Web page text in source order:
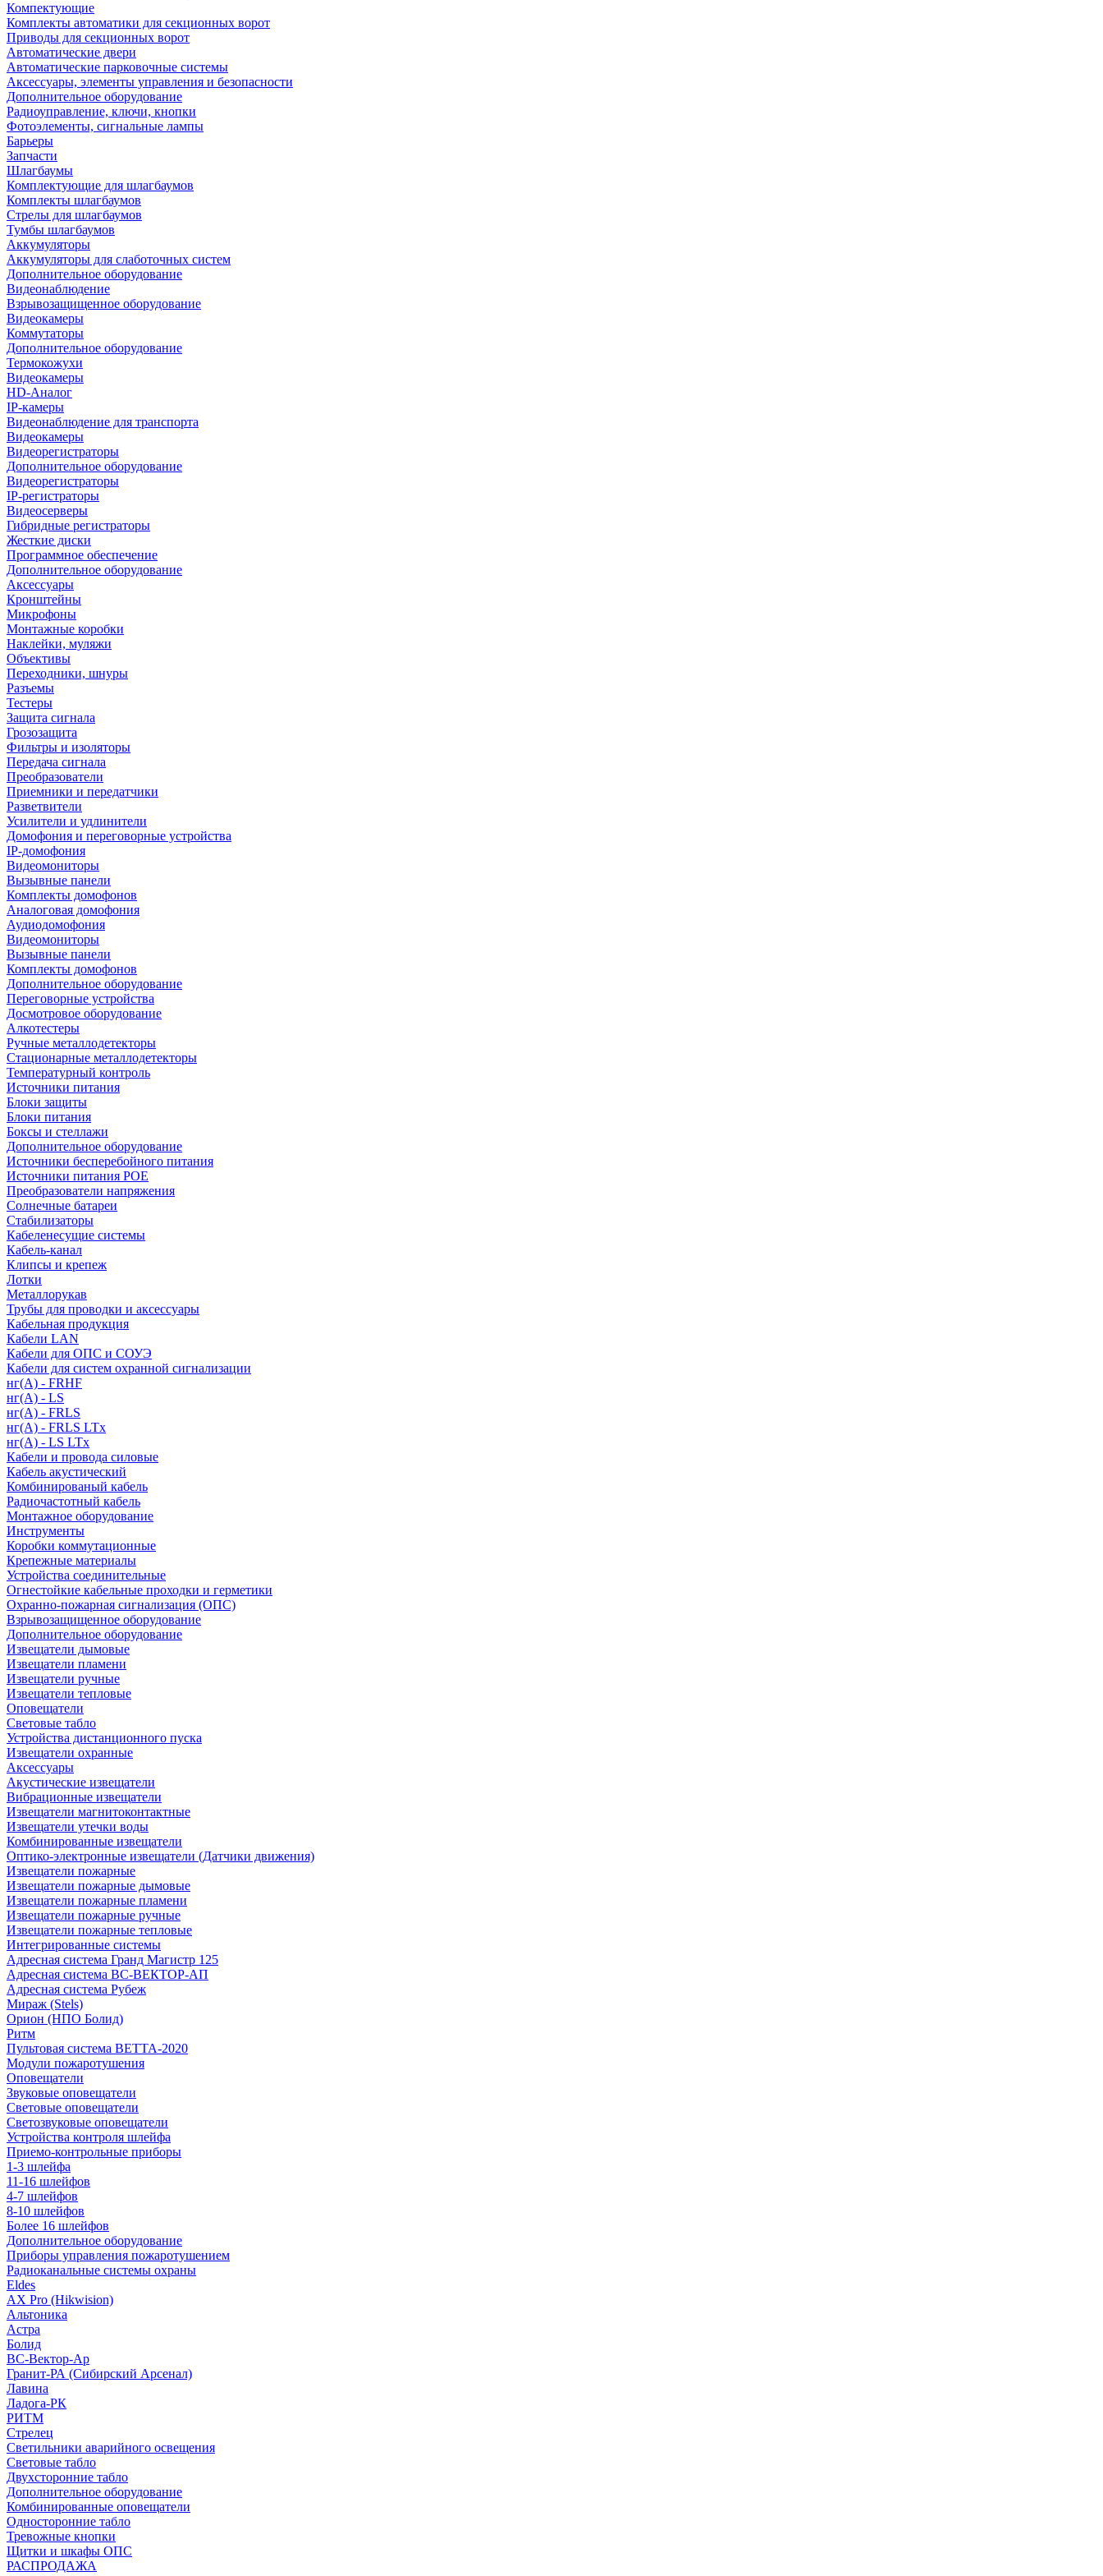
Компектующие
Комплекты автоматики для секционных ворот
Приводы для секционных ворот
Автоматические двери
Автоматические парковочные системы
Аксессуары, элементы управления и безопасности
Дополнительное оборудование
Радиоуправление, ключи, кнопки
Фотоэлементы, сигнальные лампы
Барьеры
Запчасти
Шлагбаумы
Комплектующие для шлагбаумов
Комплекты шлагбаумов
Стрелы для шлагбаумов
Тумбы шлагбаумов
Аккумуляторы
Аккумуляторы для слаботочных систем
Дополнительное оборудование
Видеонаблюдение
Взрывозащищенное оборудование
Видеокамеры
Коммутаторы
Дополнительное оборудование
Термокожухи
Видеокамеры
HD-Аналог
IP-камеры
Видеонаблюдение для транспорта
Видеокамеры
Видеорегистраторы
Дополнительное оборудование
Видеорегистраторы
IP-регистраторы
Видеосерверы
Гибридные регистраторы
Жесткие диски
Программное обеспечение
Дополнительное оборудование
Аксессуары
Кронштейны
Микрофоны
Монтажные коробки
Наклейки, муляжи
Объективы
Переходники, шнуры
Разъемы
Тестеры
Защита сигнала
Грозозащита
Фильтры и изоляторы
Передача сигнала
Преобразователи
Приемники и передатчики
Разветвители
Усилители и удлинители
Домофония и переговорные устройства
IP-домофония
Видеомониторы
Вызывные панели
Комплекты домофонов
Аналоговая домофония
Аудиодомофония
Видеомониторы
Вызывные панели
Комплекты домофонов
Дополнительное оборудование
Переговорные устройства
Досмотровое оборудование
Алкотестеры
Ручные металлодетекторы
Стационарные металлодетекторы
Температурный контроль
Источники питания
Блоки защиты
Блоки питания
Боксы и стеллажи
Дополнительное оборудование
Источники бесперебойного питания
Источники питания POE
Преобразователи напряжения
Солнечные батареи
Стабилизаторы
Кабеленесущие системы
Кабель-канал
Клипсы и крепеж
Лотки
Металлорукав
Трубы для проводки и аксессуары
Кабельная продукция
Кабели LAN
Кабели для ОПС и СОУЭ
Кабели для систем охранной сигнализации
нг(A) - FRHF
нг(A) - LS
нг(А) - FRLS
нг(А) - FRLS LTx
нг(А) - LS LTx
Кабели и провода силовые
Кабель акустический
Комбинированый кабель
Радиочастотный кабель
Монтажное оборудование
Инструменты
Коробки коммутационные
Крепежные материалы
Устройства соединительные
Огнестойкие кабельные проходки и герметики
Охранно-пожарная сигнализация (ОПС)
Взрывозащищенное оборудование
Дополнительное оборудование
Извещатели дымовые
Извещатели пламени
Извещатели ручные
Извещатели тепловые
Оповещатели
Световые табло
Устройства дистанционного пуска
Извещатели охранные
Аксессуары
Акустические извещатели
Вибрационные извещатели
Извещатели магнитоконтактные
Извещатели утечки воды
Комбинированные извещатели
Оптико-электронные извещатели (Датчики движения)
Извещатели пожарные
Извещатели пожарные дымовые
Извещатели пожарные пламени
Извещатели пожарные ручные
Извещатели пожарные тепловые
Интегрированные системы
Адресная система Гранд Магистр 125
Адресная система ВС-ВЕКТОР-АП
Адресная система Рубеж
Мираж (Stels)
Орион (НПО Болид)
Ритм
Пультовая система ВЕТТА-2020
Модули пожаротушения
Оповещатели
Звуковые оповещатели
Световые оповещатели
Светозвуковые оповещатели
Устройства контроля шлейфа
Приемо-контрольные приборы
1-3 шлейфа
11-16 шлейфов
4-7 шлейфов
8-10 шлейфов
Более 16 шлейфов
Дополнительное оборудование
Приборы управления пожаротушением
Радиоканальные системы охраны
Eldes
AX Pro (Hikwision)
Альтоника
Астра
Болид
ВС-Вектор-Ар
Гранит-РА (Сибирский Арсенал)
Лавина
Ладога-РК
РИТМ
Стрелец
Светильники аварийного освещения
Световые табло
Двухсторонние табло
Дополнительное оборудование
Комбинированные оповещатели
Односторонние табло
Тревожные кнопки
Щитки и шкафы ОПС
РАСПРОДАЖА